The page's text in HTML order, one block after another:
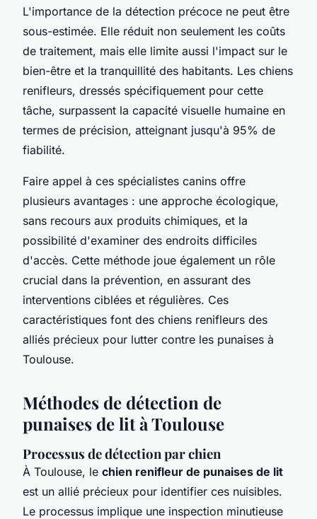
L'importance de la détection précoce ne peut être
sous-estimée. Elle réduit non seulement les coûts
de traitement, mais elle limite aussi l'impact sur le
bien-être et la tranquillité des habitants. Les chiens
renifleurs, dressés spécifiquement pour cette
tâche, surpassent la capacité visuelle humaine en
termes de précision, atteignant jusqu'à 95% de
fiabilité.
Faire appel à ces spécialistes canins offre
plusieurs avantages : une approche écologique,
sans recours aux produits chimiques, et la
possibilité d'examiner des endroits difficiles
d'accès. Cette méthode joue également un rôle
crucial dans la prévention, en assurant des
interventions ciblées et régulières. Ces
caractéristiques font des chiens renifleurs des
alliés précieux pour lutter contre les punaises à
Toulouse.
Méthodes de détection de
punaises de lit à Toulouse
Processus de détection par chien
À Toulouse, le chien renifleur de punaises de lit
est un allié précieux pour identifier ces nuisibles.
Le processus implique une inspection minutieuse